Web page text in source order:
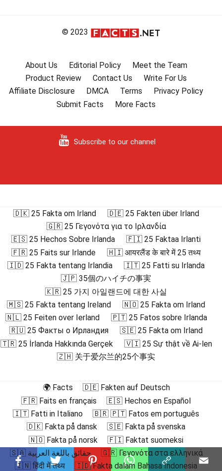
© 2023
About Us Editorial Policy
Meet the Team
Product Review
Contact Us
Write For Us
Affiliate Disclosure
DMCA Terms
Privacy Policy
Submit Facts
More Facts
Subscribe to our channel
🇩🇰 25 Fakta om Irland
🇩🇪 25 Fakten über Irland
🇬🇷 25 Γεγονότα για το Ιρλανδία
🇪🇸 25 Hechos Sobre Irlanda
🇫🇮 25 Faktaa Irlanti
🇫🇷 25 Faits sur Irlande
🇭🇮 आयरलैंड के बारे में 25 तथ्य
🇮🇩 25 Fakta tentang Irlandia
🇮🇹 25 Fatti su Irlanda
🇯🇵 35個のハイチの事実
🇰🇷 25 가지 아일랜드에 대한 사실
🇲🇸 25 Fakta tentang Ireland
🇳🇴 25 Fakta om Irland
🇳🇱 25 Feiten over Ierland
🇵🇹 25 Fatos sobre Irlanda
🇷🇺 25 Факты о Ирландия
🇸🇪 25 Fakta om Irland
🇹🇷 25 İrlanda Hakkında Gerçek
🇻🇮 25 Sự thật về Ai-len
🇿🇭 关于爱尔兰的25个事实
🌍 Facts
🇩🇪 Fakten auf Deutsch
🇫🇷 Faits en français
🇪🇸 Hechos en Español
🇮🇹 Fatti in Italiano
🇧🇷 🇵🇹 Fatos em português
🇩🇰 Fakta på dansk
🇸🇪 Fakta på svenska
🇳🇴 Fakta på norsk
🇫🇮 Faktat suomeksi
🇸🇦 حقائق باللغة العربية
🇬🇷 Γεγονότα στα ελληνικά
🇮🇳 हिंदी में तथ्य
🇮🇩 Fakta dalam Bahasa Indonesia